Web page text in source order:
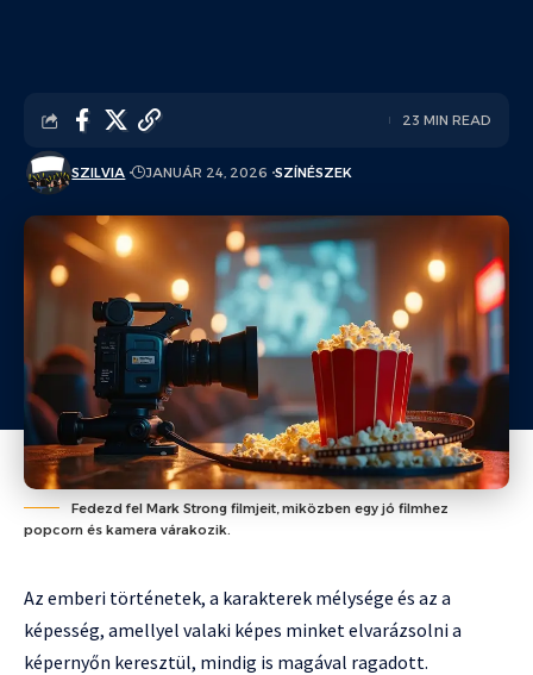
SZILVIA JANUÁR 24, 2026 SZÍNÉSZEK
23 MIN READ
Fedezd fel Mark Strong filmjeit, miközben egy jó filmhez
popcorn és kamera várakozik.
Az emberi történetek, a karakterek mélysége és az a
képesség, amellyel valaki képes minket elvarázsolni a
képernyőn keresztül, mindig is magával ragadott.